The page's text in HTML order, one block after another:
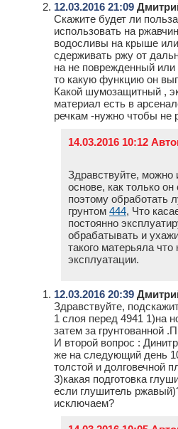
12.03.2016 21:09
Скажите будет ли
использовать на
водосливы на крыше
сдерживать ржу от
на не поврежденный
то какую функцию он
Какой шумозащитный ,
материал есть в
речкам -нужно чтобы не
14.03.2016 10:12
Здравствуйте, можно
основе, как только
поэтому обработать
грунтом 444, Что
постоянно
обрабатывать и
такого матерьяла
эксплуатации.
12.03.2016 20:39
Здравствуйте,
1 слоя перед 4941 1)на
затем за грунтованной
И второй вопрос :
же на следующий день
толстой и долговечной
3)какая подготовка
если глушитель
исключаем?